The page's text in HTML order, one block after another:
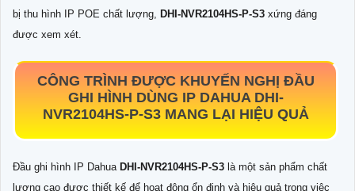
bị thu hình IP POE chất lượng, DHI-NVR2104HS-P-S3 xứng đáng
được xem xét.
CÔNG TRÌNH ĐƯỢC KHUYẾN NGHỊ ĐẦU
GHI HÌNH DÙNG IP DAHUA DHI-
NVR2104HS-P-S3 MANG LẠI HIỆU QUẢ
Đầu ghi hình IP Dahua DHI-NVR2104HS-P-S3 là một sản phẩm chất
lượng cao được thiết kế để hoạt động ổn định và hiệu quả trong việc